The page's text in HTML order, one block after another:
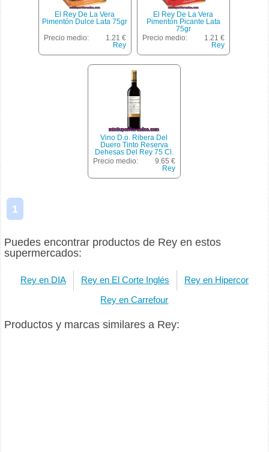
El Rey De La Vera
Pimentón Dulce Lata 75gr
Precio medio:
1.21 €
Rey
El Rey De La Vera
Pimentón Picante Lata
75gr
Precio medio:
1.21 €
Rey
Vino D.o. Ribera Del
Duero Tinto Reserva
Dehesas Del Rey 75 Cl.
Precio medio:
9.65 €
Rey
1
Puedes encontrar productos de Rey en estos
supermercados:
Rey en DIA Rey en El Corte Inglés Rey en Hipercor
Rey en Carrefour
Productos y marcas similares a Rey: